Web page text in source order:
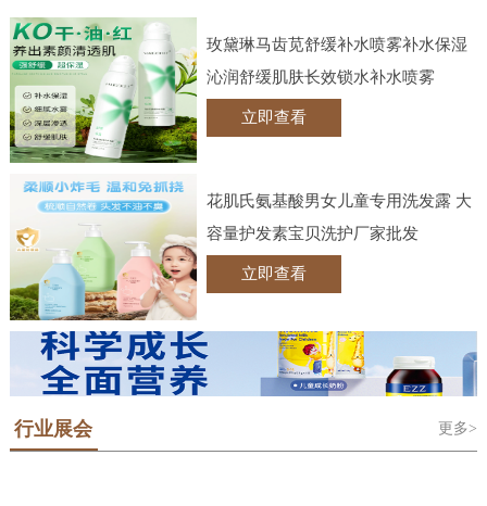
肽钙铁锌调制乳粉高钙牛奶粉
发
玫黛琳马齿苋舒缓补水喷雾补水保湿
沁润舒缓肌肤长效锁水补水喷雾
立即查看
花肌氏氨基酸男女儿童专用洗发露 大
容量护发素宝贝洗护厂家批发
立即查看
行业展会 更多>